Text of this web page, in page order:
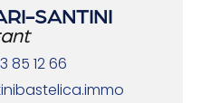
SANTINI
85 12 66